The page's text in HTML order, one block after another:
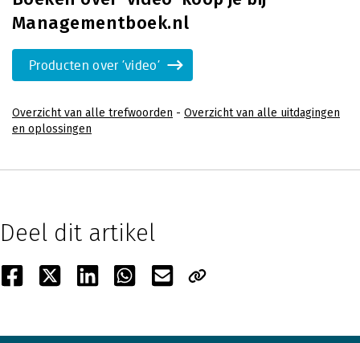
Managementboek.nl
Producten over 'video'
Overzicht van alle trefwoorden - Overzicht van alle uitdagingen
en oplossingen
Deel dit artikel